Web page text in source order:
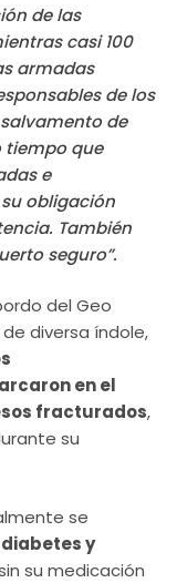
de las
casi 100
armadas
de los
de
tiempo que
e
obligación
También
seguro”.
del Geo
de diversa índole,
en el
fracturados,
su
se
y
su medicación